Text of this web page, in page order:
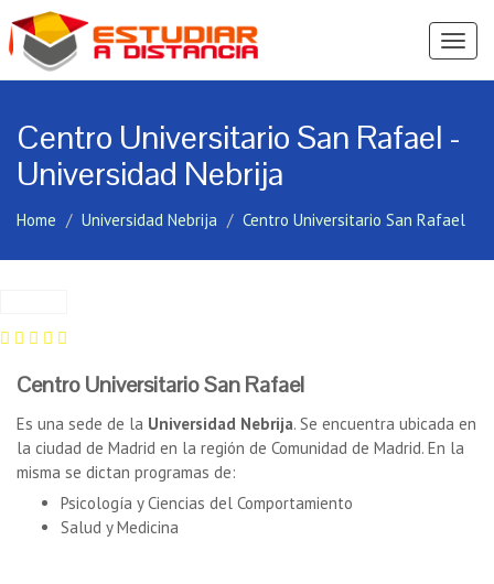
Ver
Centro Universitario San Rafael -
Universidad Nebrija
Home Universidad Nebrija Centro Universitario San Rafael
Centro Universitario San Rafael
Es una sede de la Universidad Nebrija. Se encuentra ubicada en
la ciudad de Madrid en la región de Comunidad de Madrid. En la
misma se dictan programas de:
Psicología y Ciencias del Comportamiento
Salud y Medicina